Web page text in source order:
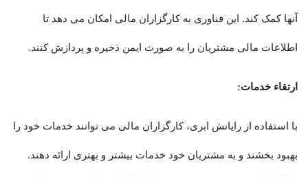
آنها کمک کند. این فناوری به کارگزاران مالی امکان می دهد تا
اطلاعات مالی مشتریان را به صورت ایمن ذخیره و پردازش کنند.
ارتقاء خدمات:
با استفاده از رایانش ابری، کارگزاران مالی می توانند خدمات خود را
بهبود بخشند و به مشتریان خود خدمات بیشتر و بهتری ارائه دهند.